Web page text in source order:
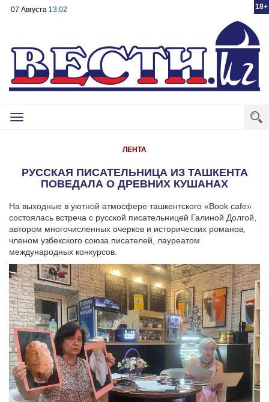
18+
07 Августа 13:02
Toggle
ЛЕНТА
РУССКАЯ ПИСАТЕЛЬНИЦА ИЗ ТАШКЕНТА
ПОВЕДАЛА О ДРЕВНИХ КУШАНАХ
На выходные в уютной атмосфере ташкентского «Book cafe»
состоялась встреча с русской писательницей Галиной Долгой,
автором многочисленных очерков и исторических романов,
членом узбекского союза писателей, лауреатом
международных конкурсов.